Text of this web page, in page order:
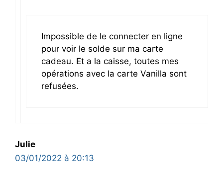
Impossible de le connecter en ligne
pour voir le solde sur ma carte
cadeau. Et a la caisse, toutes mes
opérations avec la carte Vanilla sont
refusées.
Julie
03/01/2022 à 20:13